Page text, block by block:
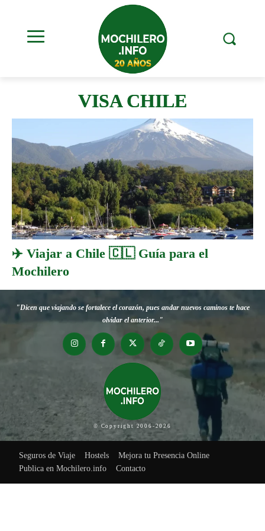
VISA CHILE
✈️ Viajar a Chile 🇨🇱 Guía para el
Mochilero
"Dicen que viajando se fortalece el corazón, pues andar nuevos caminos te hace
olvidar el anterior..."
© Copyright 2006-2026
Seguros de Viaje Hostels
Mejora tu Presencia Online
Publica en Mochilero.info
Contacto